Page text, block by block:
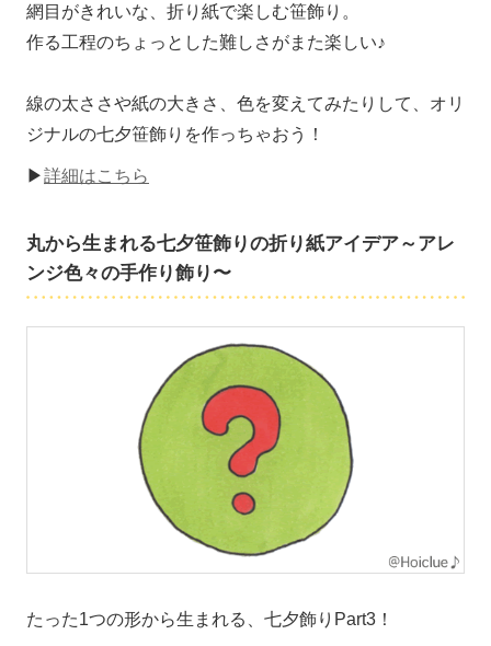
網目がきれいな、折り紙で楽しむ笹飾り。
作る工程のちょっとした難しさがまた楽しい♪
線の太ささや紙の大きさ、色を変えてみたりして、オリ
ジナルの七夕笹飾りを作っちゃおう！
▶詳細はこちら
丸から生まれる七夕笹飾りの折り紙アイデア～アレ
ンジ色々の手作り飾り〜
たった1つの形から生まれる、七夕飾りPart3！